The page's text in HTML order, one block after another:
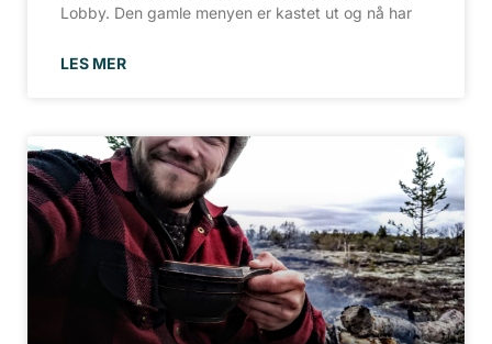
Lobby. Den gamle menyen er kastet ut og nå har
LES MER